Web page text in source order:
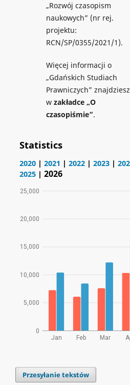
„Rozwój czasopism
naukowych” (nr rej.
projektu:
RCN/SP/0355/2021/1).
Więcej informacji o
„Gdańskich Studiach
Prawniczych” znajdziesz
w zakładce „O
czasopiśmie”.
Przesyłanie tekstów